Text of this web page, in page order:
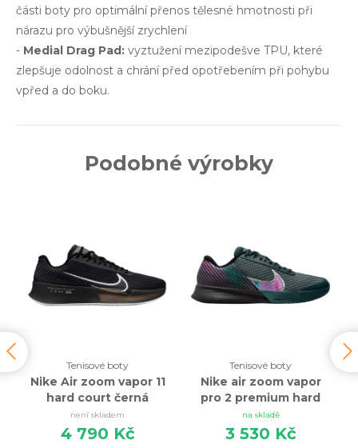
části boty pro optimální přenos tělesné hmotnosti při
nárazu pro výbušnější zrychlení
- Medial Drag Pad: vyztužení mezipodešve TPU, které
zlepšuje odolnost a chrání před opotřebením při pohybu
vpřed a do boku.
Podobné výrobky
Tenisové boty
Nike Air zoom vapor 11
hard court černá
není skladem
4 790 Kč
Tenisové boty
Nike air zoom vapor
pro 2 premium hard
court černá
na skladě
3 530 Kč